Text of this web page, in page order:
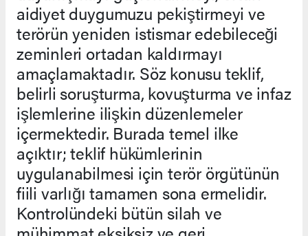
aidiyet duygumuzu pekiştirmeyi ve
terörün yeniden istismar edebileceği
zeminleri ortadan kaldırmayı
amaçlamaktadır. Söz konusu teklif,
belirli soruşturma, kovuşturma ve infaz
işlemlerine ilişkin düzenlemeler
içermektedir. Burada temel ilke
açıktır; teklif hükümlerinin
uygulanabilmesi için terör örgütünün
fiili varlığı tamamen sona ermelidir.
Kontrolündeki bütün silah ve